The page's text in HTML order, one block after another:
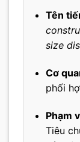
Tên
size
Cơ
phối
Phạm
Tiêu